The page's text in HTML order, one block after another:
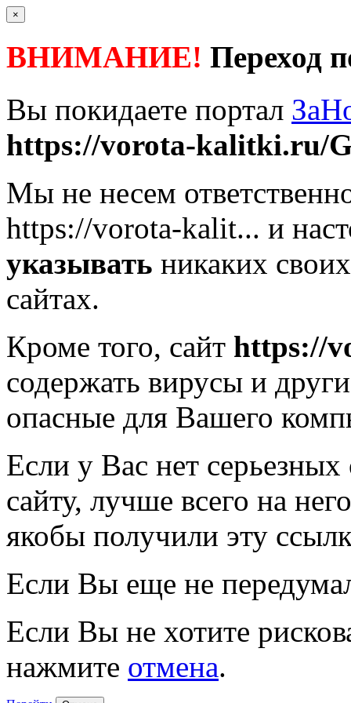
×
ВНИМАНИЕ! Переход
Вы покидаете портал
https://vorota-kalitki.ru/
Мы не несем
https://vorota-kalit... и
указывать никаких
сайтах.
Кроме того, сайт https://
содержать вирусы и
опасные для Вашего
Если у Вас нет
сайту, лучше всего на
якобы получили эту
Если Вы еще не
Если Вы не хотите
нажмите отмена.